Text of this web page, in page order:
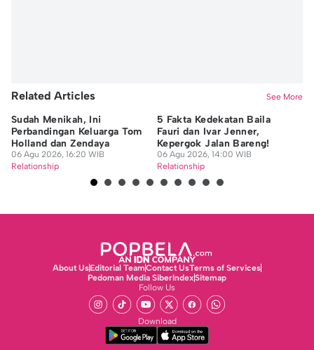
Related Articles See More
Sudah Menikah, Ini
Perbandingan Keluarga Tom
Holland dan Zendaya
06 Agu 2026, 16:20 WIB
Relationship
5 Fakta Kedekatan Baila
Fauri dan Ivar Jenner,
Kepergok Jalan Bareng!
06 Agu 2026, 14:00 WIB
Relationship
About UsEditorial TeamContact UsTerms of Services
Pedoman Media SiberIndexSitemap
Follow Us
Download